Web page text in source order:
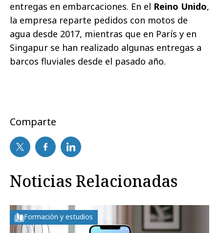
entregas en embarcaciones. En el Reino Unido,
la empresa reparte pedidos con motos de
agua desde 2017, mientras que en París y en
Singapur se han realizado algunas entregas a
barcos fluviales desde el pasado año.
Comparte
Noticias Relacionadas
Formación y estudios